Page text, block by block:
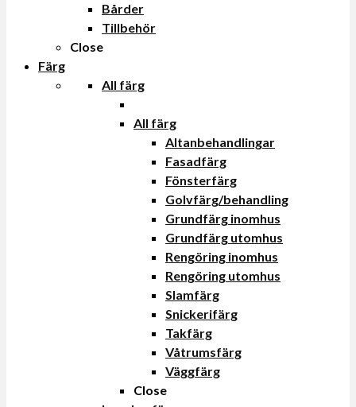
Bårder
Tillbehör
Close
Färg
All färg
All färg
Altanbehandlingar
Fasadfärg
Fönsterfärg
Golvfärg/behandling
Grundfärg inomhus
Grundfärg utomhus
Rengöring inomhus
Rengöring utomhus
Slamfärg
Snickerifärg
Takfärg
Våtrumsfärg
Väggfärg
Close